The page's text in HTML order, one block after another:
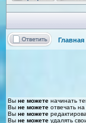
Главная
Вы не можете начинать
Вы не можете отвечать
Вы не можете
Вы не можете удалять